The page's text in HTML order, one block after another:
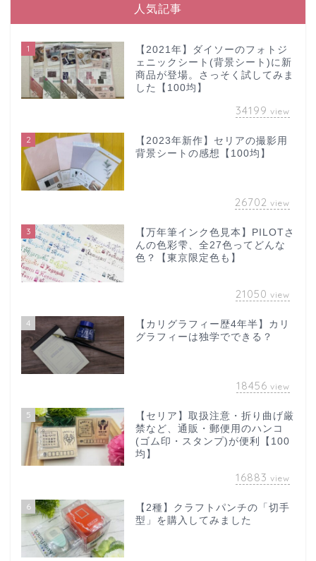
人気記事
1
【2021年】ダイソーのフォトジ
ェニックシート(背景シート)に新
商品が登場。さっそく試してみま
した【100均】
34199 view
2
【2023年新作】セリアの撮影用
背景シートの感想【100均】
26702 view
3
【万年筆インク色見本】PILOTさ
んの色彩雫、全27色ってどんな
色？【東京限定色も】
21050 view
4
【カリグラフィー歴4年半】カリ
グラフィーは独学でできる？
18456 view
5
【セリア】取扱注意・折り曲げ厳
禁など、通販・郵便用のハンコ
(ゴム印・スタンプ)が便利【100
均】
16883 view
6
【2種】クラフトパンチの「切手
型」を購入してみました